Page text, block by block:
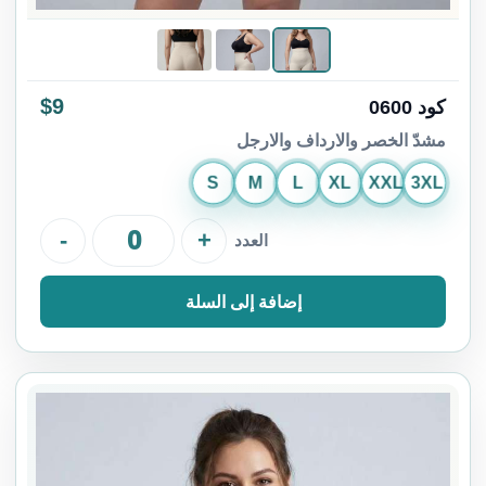
كود 0600 $9
مشدّ الخصر والارداف والارجل
S M L XL XXL 3XL
العدد - +
إضافة إلى السلة